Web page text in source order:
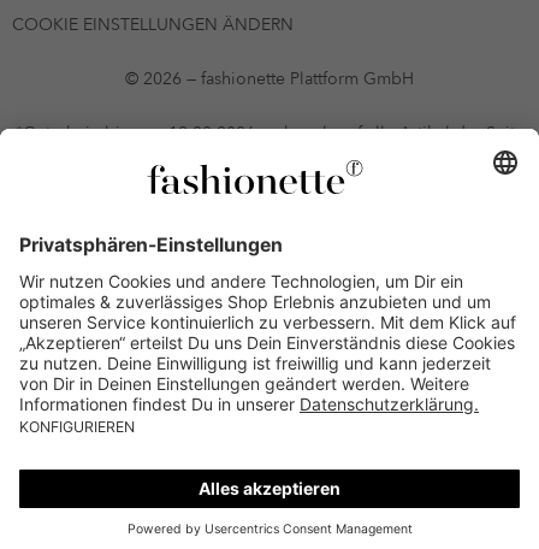
COOKIE EINSTELLUNGEN ÄNDERN
© 2026 — fashionette Plattform GmbH
*Gutschein bis zum 12.08.2026 mehrmals auf alle Artikel der Seite
fashionette.at/selected-styles anwendbar. Es gelten die in den AGB
§9 festgelegten Bedingungen.
vorausgesetzt, alle Preise inkl. MwSt. und ohne Versandkosten. Bei
Ratenkäufen kann die letzte Rate geringfügig abweichen. Die
Anzahl der Raten und die jeweilige Verfügbarkeit von
Zahlungsmethoden kann variieren. Die Prominenten, die
namentlich genannt oder dargestellt werden, haben keine der auf
der Website angebotenen Artikel anerkannt, empfohlen oder
befürwortet. Lieferungen sind nur an Lieferadressen in Österreich